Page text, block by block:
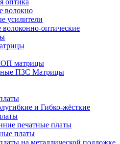
оптика
волокно
усилители
оптические
матрицы
ПЗС Матрицы
и Гибко-жёсткие
печатные платы
платы
на металлической подложке